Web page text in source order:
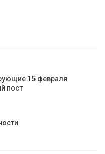
15 февраля
пост